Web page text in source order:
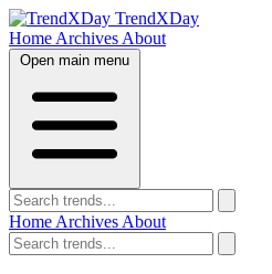
TrendXDay
Home Archives About
Open main menu
Home Archives About